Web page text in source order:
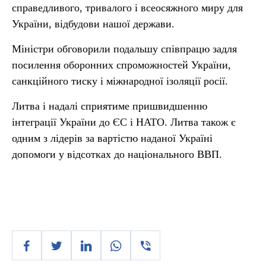
справедливого, тривалого і всеосяжного миру для
України, відбудови нашої держави.
Міністри обговорили подальшу співпрацю задля
посилення оборонних спроможностей України,
санкційного тиску і міжнародної ізоляції росії.
Литва і надалі сприятиме пришвидшенню
інтеграції України до ЄС і НАТО. Литва також є
одним з лідерів за вартістю наданої Україні
допомоги у відсотках до національного ВВП.